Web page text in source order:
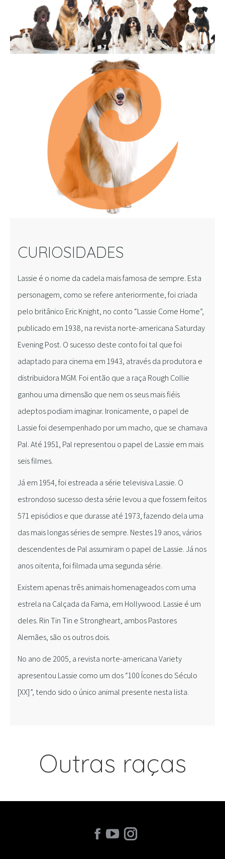
CURIOSIDADES
Lassie é o nome da cadela mais famosa de sempre. Esta
personagem, como se refere anteriormente, foi criada
pelo britânico Eric Knight, no conto “Lassie Come Home”,
publicado em 1938, na revista norte-americana Saturday
Evening Post. O sucesso deste conto foi tal que foi
adaptado para cinema em 1943, através da produtora e
distribuidora MGM. Foi então que a raça Rough Collie
ganhou uma dimensão que nem os seus mais fiéis
adeptos podiam imaginar. Ironicamente, o papel de
Lassie foi desempenhado por um macho, que se chamava
Pal. Até 1951, Pal representou o papel de Lassie em mais
seis filmes.
Já em 1954, foi estreada a série televisiva Lassie. O
estrondoso sucesso desta série levou a que fossem feitos
571 episódios e que durasse até 1973, fazendo dela uma
das mais longas séries de sempre. Nestes 19 anos, vários
descendentes de Pal assumiram o papel de Lassie. Já nos
anos oitenta, foi filmada uma segunda série.
Existem apenas três animais homenageados com uma
estrela na Calçada da Fama, em Hollywood. Lassie é um
deles. Rin Tin Tin e Strongheart, ambos Pastores
Alemães, são os outros dois.
No ano de 2005, a revista norte-americana Variety
apresentou Lassie como um dos “100 Ícones do Século
[XX]”, tendo sido o único animal presente nesta lista.
Outras raças